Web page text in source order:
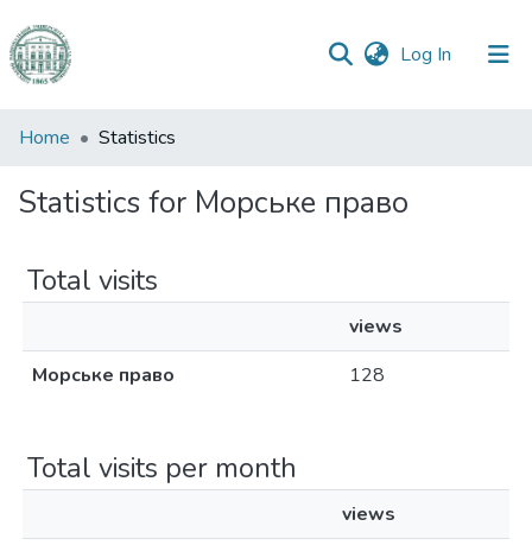
Log In (current)
Communities
Collections
Home Statistics
Statistics for Морське право
Total visits
views
Морське право
128
Total visits per month
views